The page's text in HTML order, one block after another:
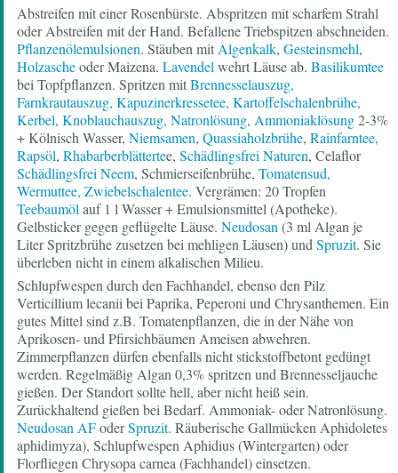
Abstreifen mit einer Rosenbürste. Abspritzen mit scharfem Strahl
oder Abstreifen mit der Hand. Befallene Triebspitzen abschneiden.
Pflanzenölemulsionen. Stäuben mit Algenkalk, Gesteinsmehl,
Holzascheoder Maizena. Lavendel wehrt Läuse ab. Basilikumtee
bei Topfpflanzen. Spritzen mitBrennesselauszug,
Farnkrautauszug, Kapuzinerkressetee, Kartoffelschalenbrühe,
Kerbel, Knoblauchauszug, Natronlösung, Ammoniaklösung2-3%
+ Kölnisch Wasser, Niemsamen, Quassiaholzbrühe, Rainfarntee,
Rapsöl, Rhabarberblättertee, Schädlingsfrei Naturen, Celaflor
Schädlingsfrei Neem, Schmierseifenbrühe, Tomatensud,
Wermuttee, Zwiebelschalentee. Vergrämen: 20 Tropfen
Teebaumöl auf 1 l Wasser + Emulsionsmittel (Apotheke).
Gelbsticker gegen geflügelte Läuse. Neudosan (3 ml Algan je
Liter Spritzbrühe zusetzen bei mehligen Läusen) und Spruzit. Sie
überleben nicht in einem alkalischen Milieu.
Schlupfwespen durch den Fachhandel, ebenso den Pilz
Verticillium lecanii bei Paprika, Peperoni und Chrysanthemen. Ein
gutes Mittel sind z.B. Tomatenpflanzen, die in der Nähe von
Aprikosen- und Pfirsichbäumen Ameisen abwehren.
Zimmerpflanzen dürfen ebenfalls nicht stickstoffbetont gedüngt
werden. Regelmäßig Algan 0,3% spritzen und Brennesseljauche
gießen. Der Standort sollte hell, aber nicht heiß sein.
Zurückhaltend gießen bei Bedarf. Ammoniak- oder Natronlösung.
Neudosan AFoderSpruzit. Räuberische Gallmücken Aphidoletes
aphidimyza), Schlupfwespen Aphidius (Wintergarten) oder
Florfliegen Chrysopa carnea (Fachhandel) einsetzen.